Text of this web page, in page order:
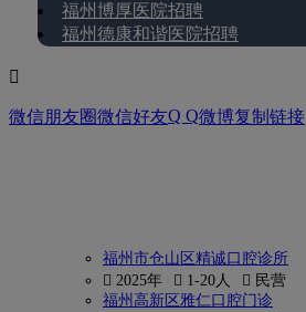
福州博厚医院招聘
福州德康和谐医院招聘

微信朋友圈微信好友Q Q微博复制链接
福州市仓山区精诚口腔诊所
 2025年
 1-20人
 民营
福州高新区雅仁口腔门诊